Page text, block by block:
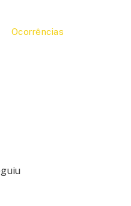
Ocorrências